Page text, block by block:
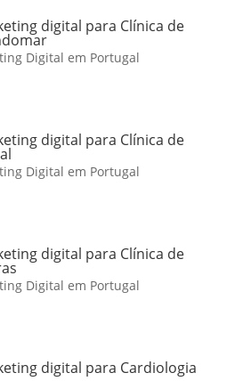
digital para Clínica de
Digital em Portugal
digital para Clínica de
Digital em Portugal
digital para Clínica de
Digital em Portugal
digital para Cardiologia